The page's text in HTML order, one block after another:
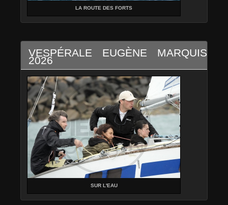
LA ROUTE DES FORTS
VESPÉRALE EUGÈNE MARQUIS
2026
SUR L'EAU